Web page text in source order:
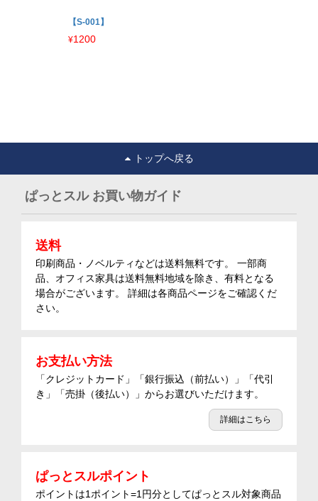
【S-001】
¥1200
トップへ戻る
ぱっとスル お買い物ガイド
送料
印刷商品・ノベルティなどは送料無料です。 一部商
品、オフィス家具は送料無料地域を除き、有料となる
場合がございます。 詳細は各商品ページをご確認くだ
さい。
お支払い方法
「クレジットカード」「銀行振込（前払い）」「代引
き」「売掛（後払い）」からお選びいただけます。
詳細はこちら
ぱっとスルポイント
ポイントは1ポイント=1円分としてぱっとスル対象商品